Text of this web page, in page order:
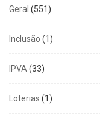
Geral (551)
Inclusão (1)
IPVA (33)
Loterias (1)